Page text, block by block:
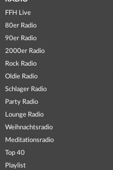
FFH Live
80er Radio
90er Radio
2000er Radio
Rock Radio
Oldie Radio
Schlager Radio
Party Radio
Lounge Radio
Weihnachtsradio
Meditationsradio
Top 40
Playlist